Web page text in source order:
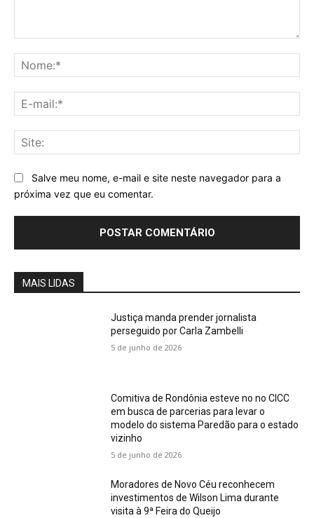
Salve meu nome, e-mail e site neste navegador para a
próxima vez que eu comentar.
MAIS LIDAS
Justiça manda prender jornalista
perseguido por Carla Zambelli
5 de junho de 2026
Comitiva de Rondônia esteve no no CICC
em busca de parcerias para levar o
modelo do sistema Paredão para o estado
vizinho
5 de junho de 2026
Moradores de Novo Céu reconhecem
investimentos de Wilson Lima durante
visita à 9ª Feira do Queijo